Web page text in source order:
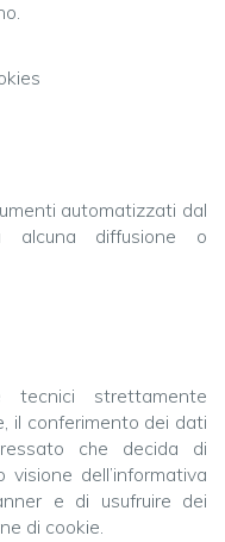
automatizzati dal
alcuna diffusione o
strettamente
il conferimento dei dati
che decida di
dell’informativa
e di usufruire dei
di cookie.